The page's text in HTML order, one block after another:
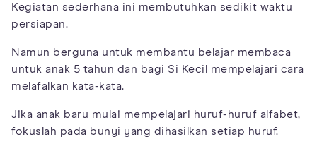
Kegiatan sederhana ini membutuhkan sedikit waktu
persiapan.
Namun berguna untuk membantu belajar membaca
untuk anak 5 tahun dan bagi Si Kecil mempelajari cara
melafalkan kata-kata.
Jika anak baru mulai mempelajari huruf-huruf alfabet,
fokuslah pada bunyi yang dihasilkan setiap huruf.